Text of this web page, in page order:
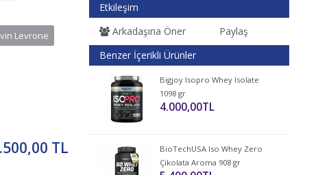
Levrone
TL
Etkileşim
Arkadaşına Öner
Paylaş
Benzer İçerikli Ürünler
Bigjoy Isopro Whey Isolate
1098 gr
4.000,00TL
BioTechUSA Iso Whey Zero
Çikolata Aroma 908 gr